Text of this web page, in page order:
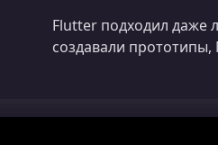
Flutter подходил
создавали